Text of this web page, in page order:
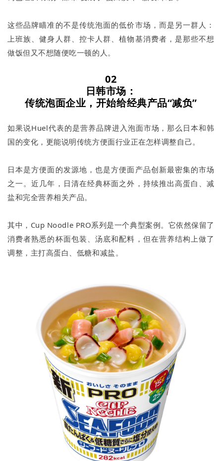
这些品牌瞄准的不是传统泡面的低价市场，而是另一群人：
上班族、健身人群、控卡人群、植物基消费者，是那些不想
做饭但又不想随便吃一顿的人。
02
日韩市场：
传统泡面企业，开始给经典产品“减负”
如果说Huel代表的是营养品牌进入泡面市场，那么日本和韩
国的变化，更能说明传统方便面行业正在怎样调整自己。
日本是方便面的发源地，也是方便面产品创新最密集的市场
之一。近几年，日清在经典杯面之外，持续推出高蛋白、减
盐和完全营养相关产品。
其中，Cup Noodle PRO系列是一个典型案例。它依然保留了
消费者熟悉的杯面包装、汤底和配料，但在营养结构上做了
调整，主打高蛋白、低糖和减盐。